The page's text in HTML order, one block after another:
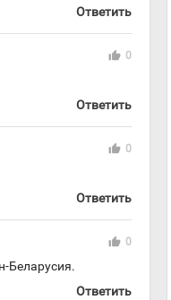
Ответить
thumb_up 0
Ответить
thumb_up 0
Ответить
thumb_up 0
Беларусия.
Ответить